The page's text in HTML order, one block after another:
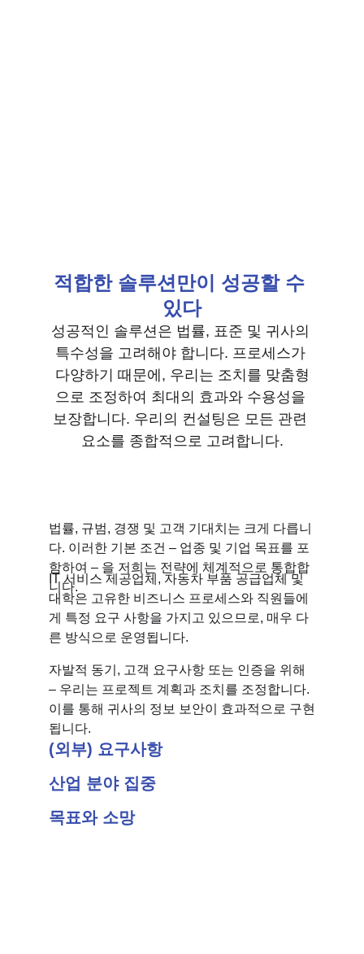
적합한 솔루션만이 성공할 수
있다
성공적인 솔루션은 법률, 표준 및 귀사의
특수성을 고려해야 합니다. 프로세스가
다양하기 때문에, 우리는 조치를 맞춤형
으로 조정하여 최대의 효과와 수용성을
보장합니다. 우리의 컨설팅은 모든 관련
요소를 종합적으로 고려합니다.
법률, 규범, 경쟁 및 고객 기대치는 크게 다릅니
다. 이러한 기본 조건 – 업종 및 기업 목표를 포
함하여 – 을 저희는 전략에 체계적으로 통합합
니다.
IT 서비스 제공업체, 자동차 부품 공급업체 및
대학은 고유한 비즈니스 프로세스와 직원들에
게 특정 요구 사항을 가지고 있으므로, 매우 다
른 방식으로 운영됩니다.
자발적 동기, 고객 요구사항 또는 인증을 위해
– 우리는 프로젝트 계획과 조치를 조정합니다.
이를 통해 귀사의 정보 보안이 효과적으로 구현
됩니다.
(외부) 요구사항
산업 분야 집중
목표와 소망